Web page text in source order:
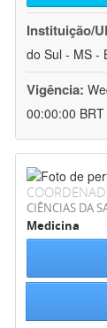
Instituição/
do Sul - MS -
Vigência:
00:00:00
CIÊNCIAS DA
Medicina